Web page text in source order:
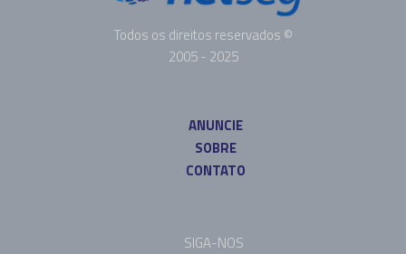
Todos os direitos reservados ©
2005 - 2025
ANUNCIE
SOBRE
CONTATO
SIGA-NOS